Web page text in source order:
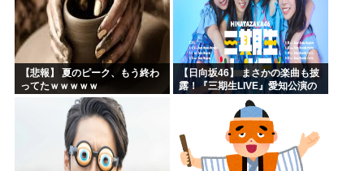
【悲報】 夏のピーク、もう終わ
ってたｗｗｗｗｗ
【日向坂46】 まさかの楽曲も披
露！『三期生LIVE』愛知公演の